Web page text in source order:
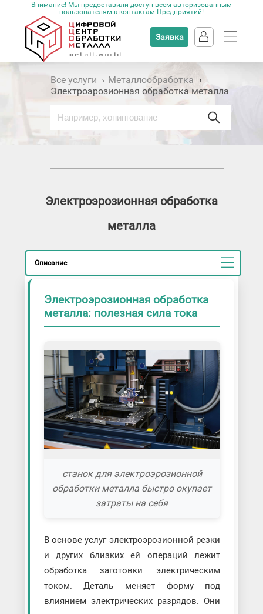
Внимание! Мы предоставили доступ всем авторизованным
пользователям к контактам Предприятий!
Заявка
Все услуги › Металлообработка ›
Электроэрозионная обработка металла
Электроэрозионная обработка
металла
Описание
Электроэрозионная обработка
металла: полезная сила тока
станок для электроэрозионной
обработки металла быстро окупает
затраты на себя
В основе услуг электроэрозионной резки
и других близких ей операций лежит
обработка заготовки электрическим
током. Деталь меняет форму под
влиянием электрических разрядов. Они